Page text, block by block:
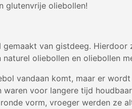
glutenvrije oliebollen!
van gistdeeg.
oliebollen en oliebollen
vandaan komt, maar er
voor langere tijd
vorm, vroeger werden ze